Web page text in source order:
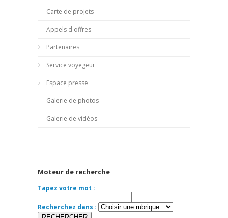
Carte de projets
Appels d'offres
Partenaires
Service voyegeur
Espace presse
Galerie de photos
Galerie de vidéos
Moteur de recherche
Tapez votre mot :
Recherchez dans :